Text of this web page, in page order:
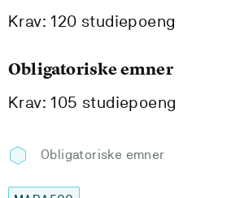
Krav: 120 studiepoeng
Obligatoriske emner
Krav: 105 studiepoeng
Obligatoriske emner